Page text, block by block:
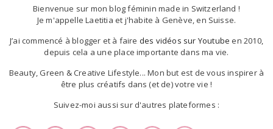
Bienvenue sur mon blog féminin made in Switzerland !
Je m'appelle Laetitia et j'habite à Genève, en Suisse.
J’ai commencé à blogger et à faire des vidéos sur Youtube en 2010,
depuis cela a une place importante dans ma vie.
Beauty, Green & Creative Lifestyle... Mon but est de vous inspirer à
être plus créatifs dans (et de) votre vie !
Suivez-moi aussi sur d'autres plateformes :